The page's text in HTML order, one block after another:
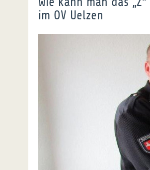
im OV Uelzen